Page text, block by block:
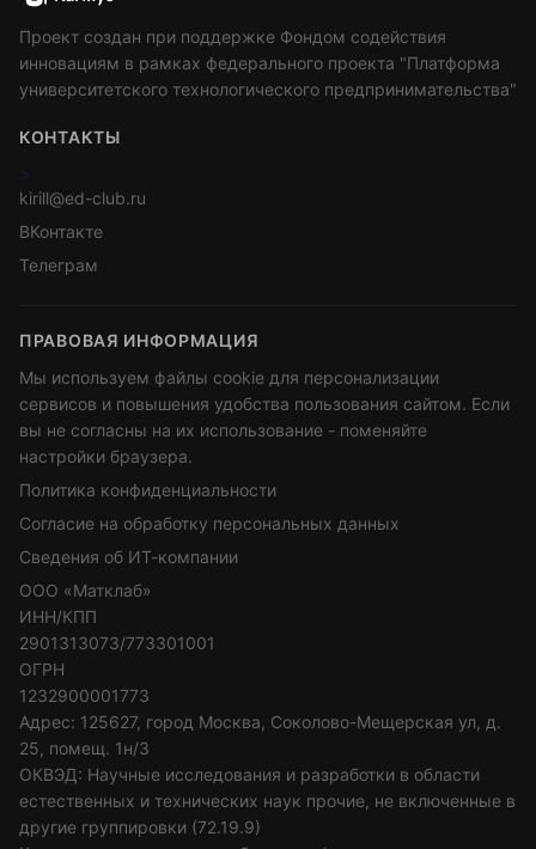
Проект создан при поддержке Фондом содействия
инновациям в рамках федерального проекта "Платформа
университетского технологического предпринимательства"
КОНТАКТЫ
>
kirill@ed-club.ru
ВКонтакте
Телеграм
ПРАВОВАЯ ИНФОРМАЦИЯ
Мы используем файлы cookie для персонализации
сервисов и повышения удобства пользования сайтом. Если
вы не согласны на их использование - поменяйте
настройки браузера.
Политика конфиденциальности
Согласие на обработку персональных данных
Сведения об ИТ-компании
ООО «Матклаб»
ИНН/КПП
2901313073/773301001
ОГРН
1232900001773
Адрес: 125627, город Москва, Соколово-Мещерская ул, д.
25, помещ. 1н/3
ОКВЭД: Научные исследования и разработки в области
естественных и технических наук прочие, не включенные в
другие группировки (72.19.9)